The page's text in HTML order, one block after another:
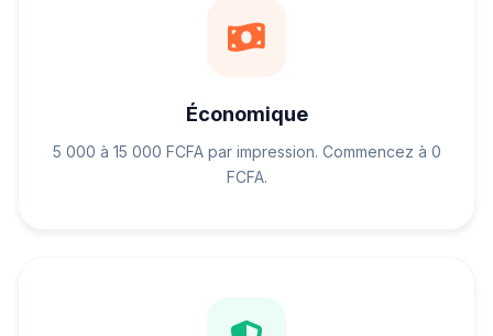
Économique
5 000 à 15 000 FCFA par impression. Commencez à 0
FCFA.